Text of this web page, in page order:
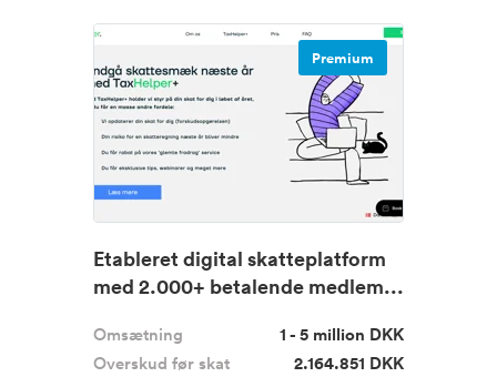
Premium
Etableret digital skatteplatform
med 2.000+ betalende medlem...
Omsætning
1 - 5 million DKK
Overskud før skat
2.164.851 DKK